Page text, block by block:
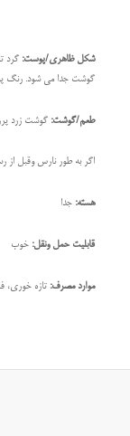
شکل ظاهری/پوست: گرد
گوشت جدا می شود. رنگ
طعم/گوشت: گوشت زرد
اگر به طور نارس وقبل از
هسته: جدا
قابلیت حمل ونقل: خوب
موارد مصرف: تازه خوری،